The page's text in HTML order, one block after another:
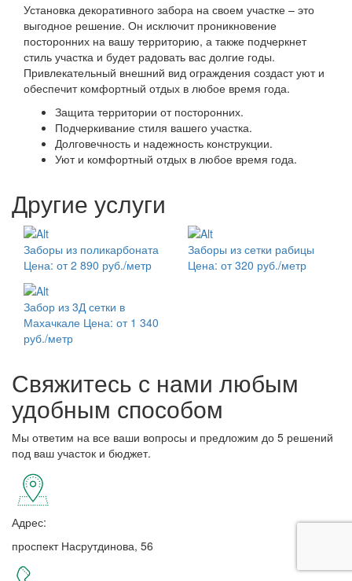
Установка декоративного забора на своем участке – это
выгодное решение. Он исключит проникновение
посторонних на вашу территорию, а также подчеркнет
стиль участка и будет радовать вас долгие годы.
Привлекательный внешний вид ограждения создаст уют и
обеспечит комфортный отдых в любое время года.
Защита территории от посторонних.
Подчеркивание стиля вашего участка.
Долговечность и надежность конструкции.
Уют и комфортный отдых в любое время года.
Другие услуги
Заборы из поликарбоната
Цена: от 2 890 руб./метр
Заборы из сетки рабицы
Цена: от 320 руб./метр
Забор из 3Д сетки в
Махачкале Цена: от 1 340
руб./метр
Свяжитесь с нами любым
удобным способом
Мы ответим на все ваши вопросы и предложим до 5 решений
под ваш участок и бюджет.
Адрес:
проспект Насрутдинова, 56